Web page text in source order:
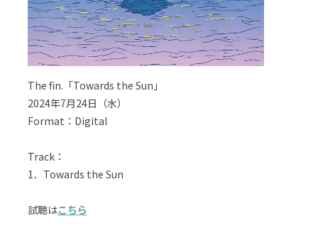
The fin.「Towards the Sun」
2024年7月24日（水）
Format：Digital
Track：
1．Towards the Sun
試聴はこちら